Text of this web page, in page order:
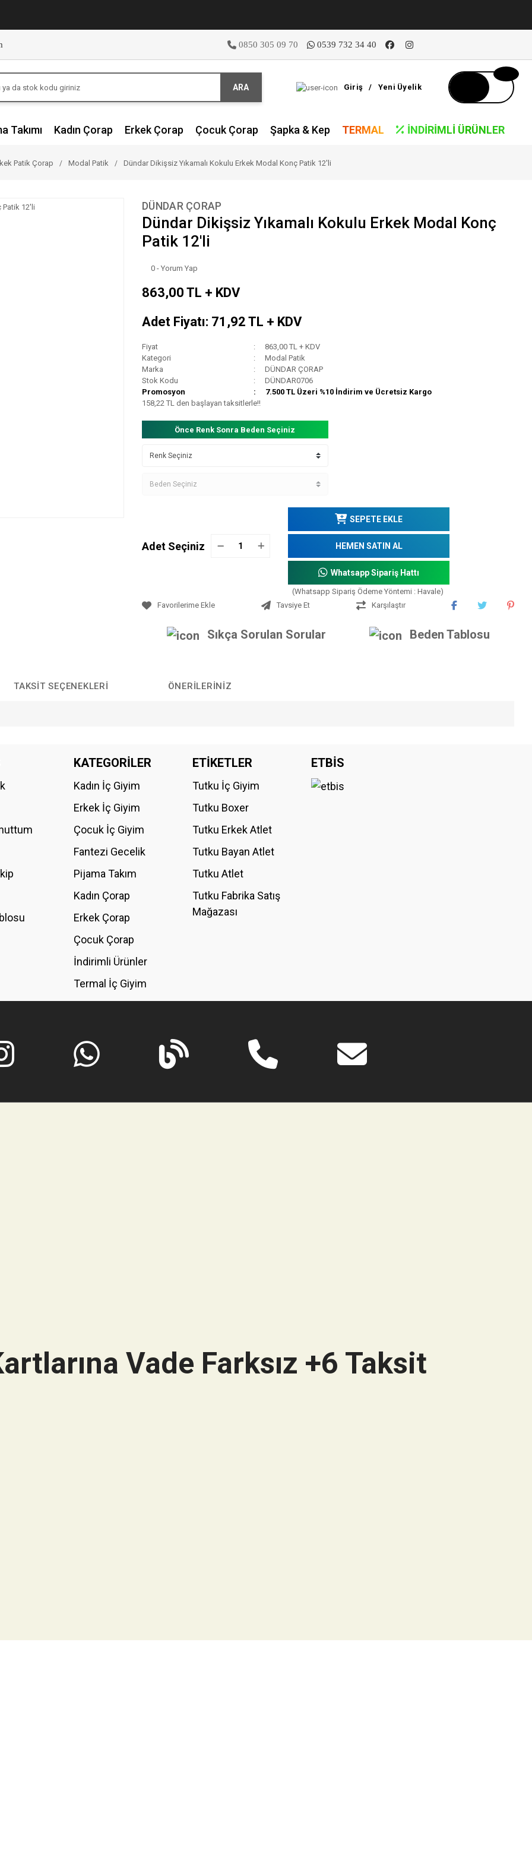
0850 305 09 70 0539 732 34 40
ARA Giriş / Yeni Üyelik
Takımı Kadın Çorap Erkek Çorap Çocuk Çorap Şapka & Kep TERMAL İNDIRIMLI ÜRÜNLER
Patik Çorap Modal Patik Dündar Dikişsiz Yıkamalı Kokulu Erkek Modal Konç Patik 12'li
DÜNDAR ÇORAP
Dündar Dikişsiz Yıkamalı Kokulu Erkek Modal Konç
Patik 12'li
0 - Yorum Yap
863,00 TL + KDV
Adet Fiyatı: 71,92 TL + KDV
Fiyat
863,00 TL + KDV
Kategori
Modal Patik
Marka
DÜNDAR ÇORAP
Stok Kodu
DÜNDAR0706
Promosyon
7.500 TL Üzeri %10 İndirim ve Ücretsiz Kargo
158,22 TL den başlayan taksitlerle!!
Önce Renk Sonra Beden Seçiniz
Adet Seçiniz
SEPETE EKLE
HEMEN SATIN AL
Whatsapp Sipariş Hattı
(Whatsapp Sipariş Ödeme Yöntemi : Havale)
Tavsiye Et
Karşılaştır
Sıkça Sorulan Sorular Beden Tablosu
TAKSIT SEÇENEKLERI ÖNERILERINIZ
Bu ürüne ilk yorumu siz yapın!
KATEGORİLER
Kadın İç Giyim
Erkek İç Giyim
Çocuk İç Giyim
Fantezi Gecelik
Pijama Takım
Kadın Çorap
Erkek Çorap
Çocuk Çorap
İndirimli Ürünler
Termal İç Giyim
ETİKETLER
Tutku İç Giyim
Tutku Boxer
Tutku Erkek Atlet
Tutku Bayan Atlet
Tutku Atlet
Tutku Fabrika Satış
Mağazası
ETBİS
Vade Farksız +6 Taksit